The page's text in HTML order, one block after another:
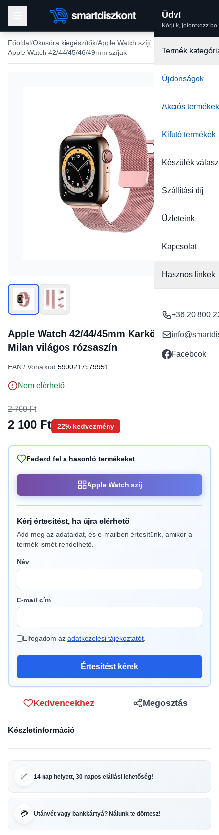
Üdv!
Kérjük, jelentkezz be.
Termék
Újdonságok
Akciós termékek
Kifutó termékek
Készülék
Szállítási díj
Üzleteink
Kapcsolat
Hasznos linkek
+36 20 800
Facebook
Főoldal Okosóra kiegészítők Apple Watch szíj
Apple Watch 42/44/45/46/49mm szíjak
Apple Watch 42/44/45mm Karkötős óraszíj
Milan világos rózsaszín
EAN / Vonalkód:5900217979951
Nem elérhető
2 700 Ft
2 100 Ft 22% kedvezmény
Fedezd fel a hasonló termékeket
Apple Watch szíj
Kérj értesítést, ha újra elérhető
Add meg az adataidat, és e-mailben értesítünk, amikor a
termék ismét rendelhető.
Név
E-mail cím
Elfogadom az adatkezelési tájékoztatót
Értesítést kérek
Kedvencekhez Megosztás
Készletinformáció
✅ 14 nap helyett, 30 napos elállási lehetőség!
💳 Utánvét vagy bankkártyá? Nálunk te döntesz!